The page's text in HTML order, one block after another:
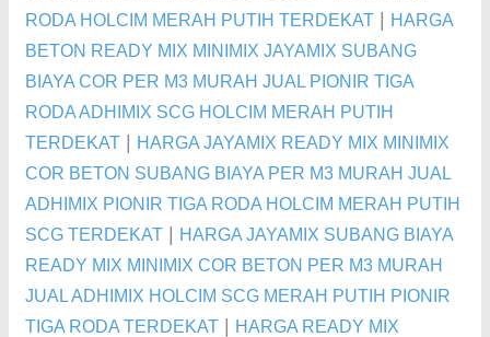
RODA HOLCIM MERAH PUTIH TERDEKAT
HARGA
BETON READY MIX MINIMIX JAYAMIX SUBANG
BIAYA COR PER M3 MURAH JUAL PIONIR TIGA
RODA ADHIMIX SCG HOLCIM MERAH PUTIH
TERDEKAT
HARGA JAYAMIX READY MIX MINIMIX
COR BETON SUBANG BIAYA PER M3 MURAH JUAL
ADHIMIX PIONIR TIGA RODA HOLCIM MERAH PUTIH
SCG TERDEKAT
HARGA JAYAMIX SUBANG BIAYA
READY MIX MINIMIX COR BETON PER M3 MURAH
JUAL ADHIMIX HOLCIM SCG MERAH PUTIH PIONIR
TIGA RODA TERDEKAT
HARGA READY MIX